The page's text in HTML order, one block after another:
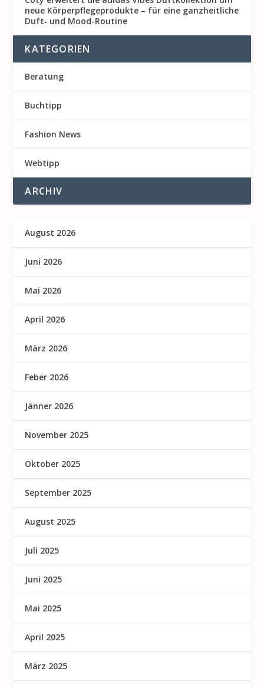
neue Körperpflegeprodukte – für eine ganzheitliche
Duft‑ und Mood-Routine
KATEGORIEN
Beratung
Buchtipp
Fashion News
Webtipp
ARCHIV
August 2026
Juni 2026
Mai 2026
April 2026
März 2026
Feber 2026
Jänner 2026
November 2025
Oktober 2025
September 2025
August 2025
Juli 2025
Juni 2025
Mai 2025
April 2025
März 2025